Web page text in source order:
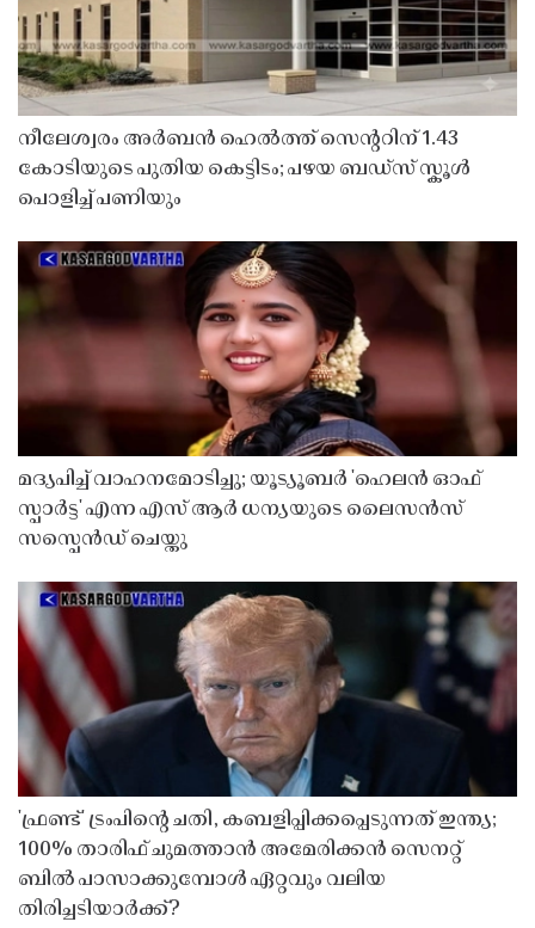
നീലേശ്വരം അർബൻ ഹെൽത്ത് സെൻ്ററിന് 1.43
കോടിയുടെ പുതിയ കെട്ടിടം; പഴയ ബഡ്സ് സ്കൂൾ
പൊളിച്ച് പണിയും
മദ്യപിച്ച് വാഹനമോടിച്ചു; യൂട്യൂബർ 'ഹെലൻ ഓഫ്
സ്പാർട്ട' എന്ന എസ് ആർ ധന്യയുടെ ലൈസൻസ്
സസ്പെൻഡ് ചെയ്തു ​​​​​​​
'ഫ്രണ്ട്' ട്രംപിന്റെ ചതി, കബളിപ്പിക്കപ്പെടുന്നത് ഇന്ത്യ;
100% താരിഫ് ചുമത്താൻ അമേരിക്കൻ സെനറ്റ്
ബിൽ പാസാക്കുമ്പോൾ ഏറ്റവും വലിയ
തിരിച്ചടിയാർക്ക്?